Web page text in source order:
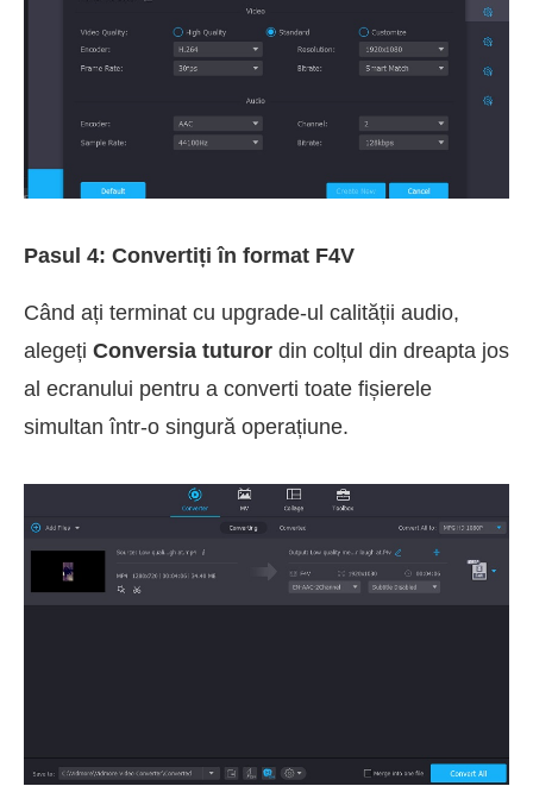
Pasul 4: Convertiți în format F4V
Când ați terminat cu upgrade-ul calității audio,
alegeți Conversia tuturor din colțul din dreapta jos
al ecranului pentru a converti toate fișierele
simultan într-o singură operațiune.